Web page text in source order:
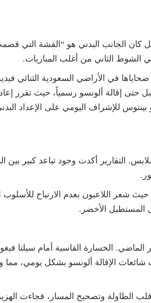
بل كان الجانب البدني هو “القشة التي
الشوط الثاني من أغلب المباريات.
في الأراضي السعودية الثنائي
إقالة ألونسو رسمياً، حيث تقرر
للإشراف اليومي على الإعداد
التقارير أكدت وجود تباعد كبير بين
شعر اللاعبون بعدم الارتياح
المستطيل الأخضر.
الخسارة القاسية أمام سيلتا
الإقالة ألونسو بشكل يومي،
الطاولة وتصحيح المسار، فجاءت